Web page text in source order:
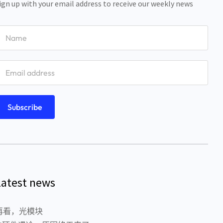
up with your email address to receive our weekly news
news
看，光模块